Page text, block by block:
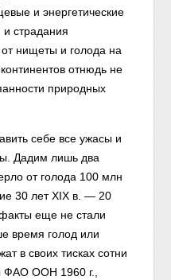
и энергетические
страдания
нищеты и голода на
отнюдь не
природных
себе все ужасы и
Дадим лишь два
от голода 100 млн
30 лет XIX в. — 20
еще не стали
время голод или
в своих тисках сотни
ФАО ООН 1960 г.,